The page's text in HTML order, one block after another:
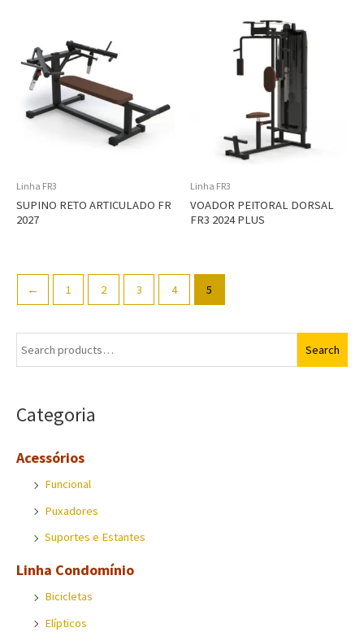
e
r
h
Search
Categoria
Acessórios
Funcional
Puxadores
Suportes e Estantes
Linha Condomínio
Bicicletas
Elípticos
Linha FR3
SUPINO RETO ARTICULADO FR
2027
Linha FR3
VOADOR PEITORAL DORSAL
FR3 2024 PLUS
← 1 2 3 4 5